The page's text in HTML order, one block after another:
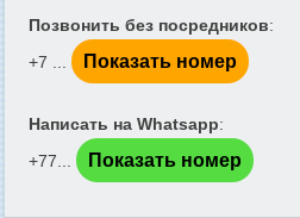
Позвонить без посредников:
+7 ...
Показать номер
Написать на Whatsapp:
+77...
Показать номер